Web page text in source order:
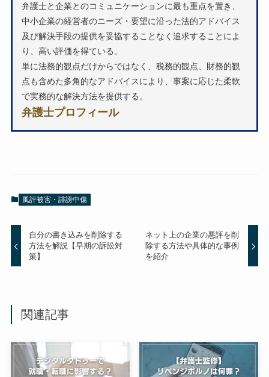
弁護士と企業とのコミュニケーションに最も重点を置き、
中小企業の経営者のニーズ・要望に沿った法的アドバイス
及び解決手段の提供を妥協することなく追求することによ
り、高い評価を得ている。
単に法務的観点だけからではなく、税務的観点、財務的観
点も含めた多角的なアドバイスにより、事案に応じた柔軟
で実務的な解決方法を提供する。
弁護士プロフィール
風評被害・誹謗中傷
自分の書き込みを削除する
方法を解説【早期の訴訟対
策】
ネット上の企業の悪評を削
除する方法や具体的な事例
を紹介
関連記事